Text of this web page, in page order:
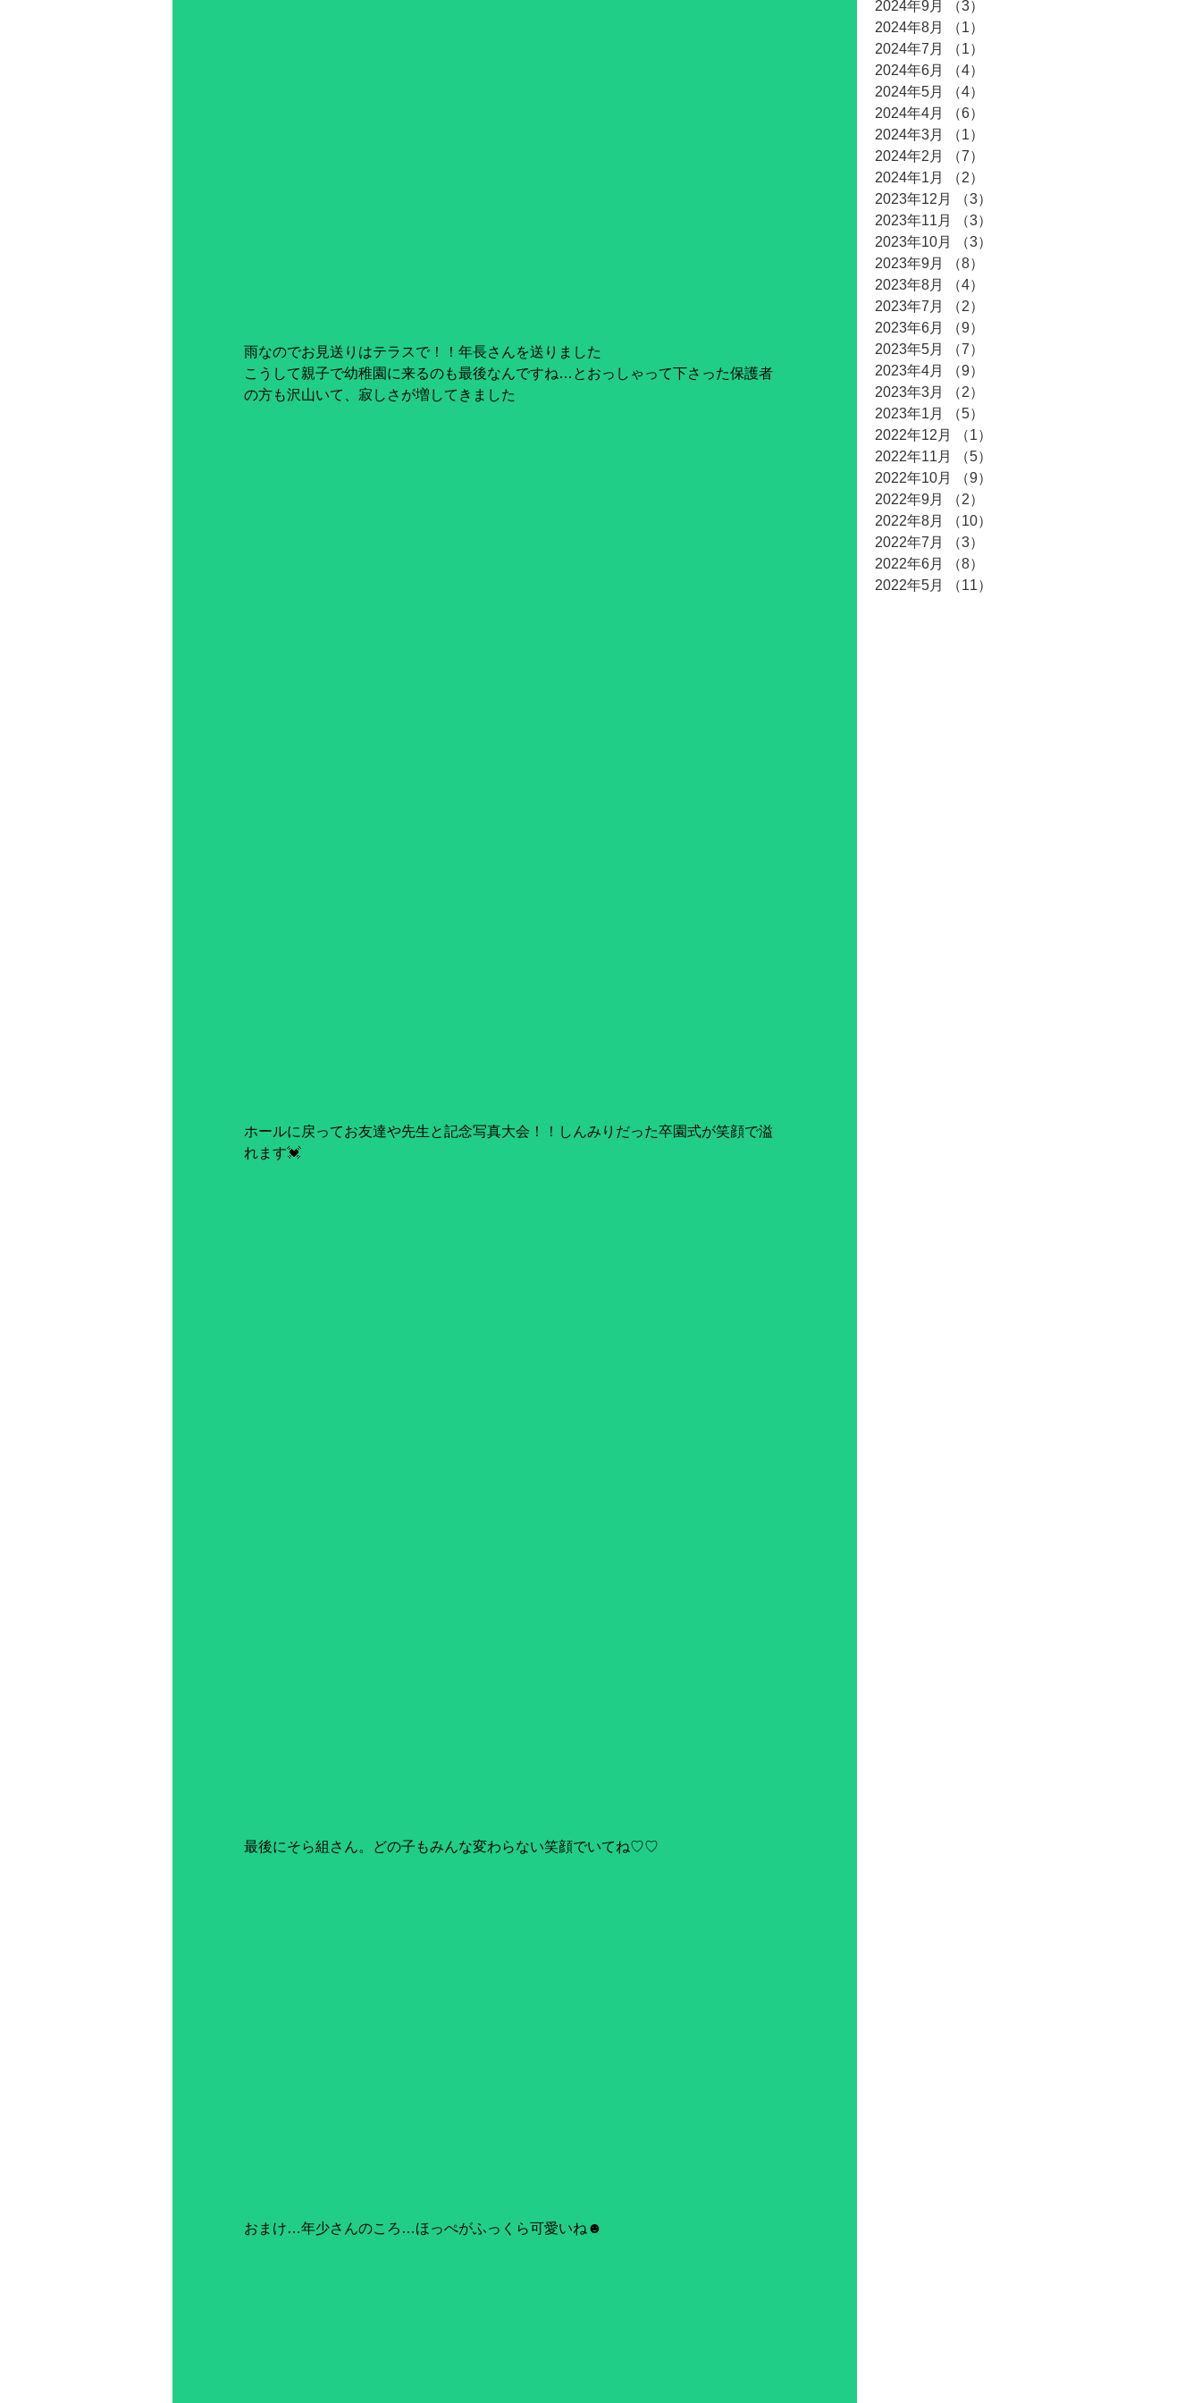
雨なのでお見送りはテラスで！！年長さんを送りました
こうして親子で幼稚園に来るのも最後なんですね…とおっしゃって下さった保護者
の方も沢山いて、寂しさが増してきました
ホールに戻ってお友達や先生と記念写真大会！！しんみりだった卒園式が笑顔で溢
れます💓
最後にそら組さん。どの子もみんな変わらない笑顔でいてね♡♡
おまけ…年少さんのころ…ほっぺがふっくら可愛いね☻
2024年9月
（3）
2024年8月
（1）
2024年7月
（1）
2024年6月
（4）
2024年5月
（4）
2024年4月
（6）
2024年3月
（1）
2024年2月
（7）
2024年1月
（2）
2023年12月
（3）
2023年11月
（3）
2023年10月
（3）
2023年9月
（8）
2023年8月
（4）
2023年7月
（2）
2023年6月
（9）
2023年5月
（7）
2023年4月
（9）
2023年3月
（2）
2023年1月
（5）
2022年12月
（1）
2022年11月
（5）
2022年10月
（9）
2022年9月
（2）
2022年8月
（10）
2022年7月
（3）
2022年6月
（8）
2022年5月
（11）